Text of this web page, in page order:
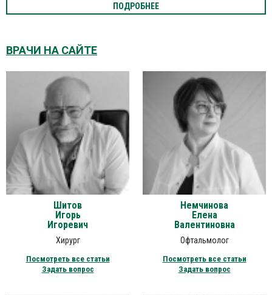
ПОДРОБНЕЕ
ВРАЧИ НА САЙТЕ
Шитов
Игорь
Игоревич
Хирург
Посмотреть все статьи
Задать вопрос
Немчинова
Елена
Валентиновна
Офтальмолог
Посмотреть все статьи
Задать вопрос